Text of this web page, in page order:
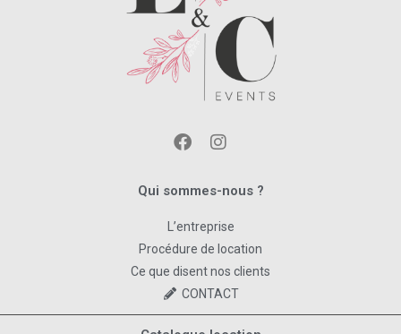
Qui sommes-nous ?
L’entreprise
Procédure de location
Ce que disent nos clients
CONTACT